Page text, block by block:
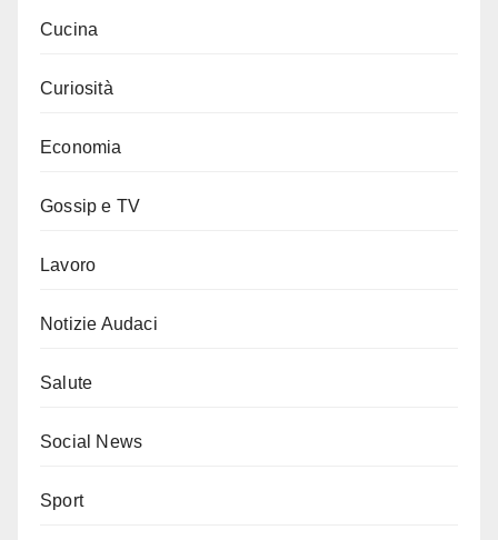
Cucina
Curiosità
Economia
Gossip e TV
Lavoro
Notizie Audaci
Salute
Social News
Sport